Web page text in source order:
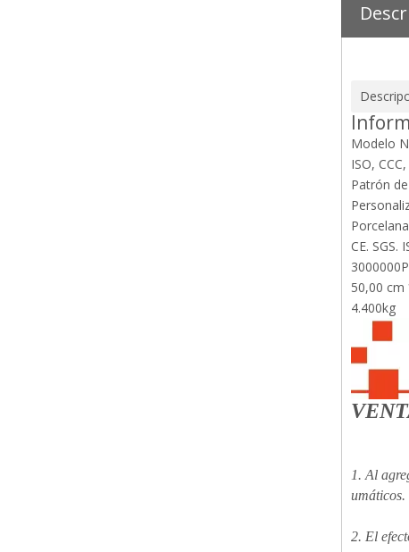
Modelo
ISO,
Patrón
Porcelana
CE. SGS.
50,00
4.400kg
1. Al
umáticos.
2. El